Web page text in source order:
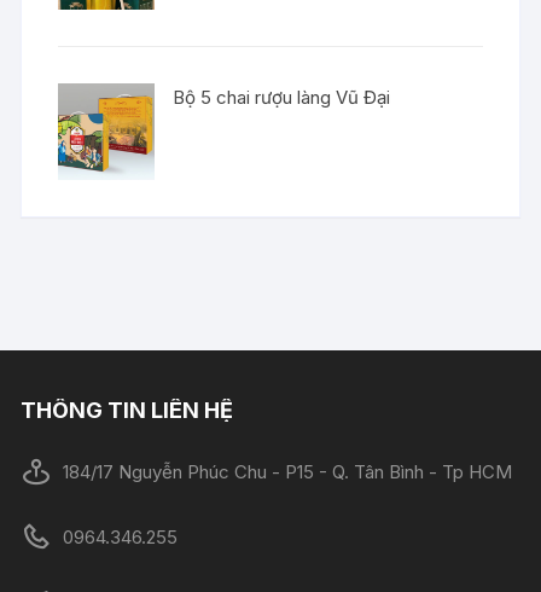
Bộ 5 chai rượu làng Vũ Đại
THÔNG TIN LIÊN HỆ
184/17 Nguyễn Phúc Chu - P15 - Q. Tân Bình - Tp HCM
0964.346.255